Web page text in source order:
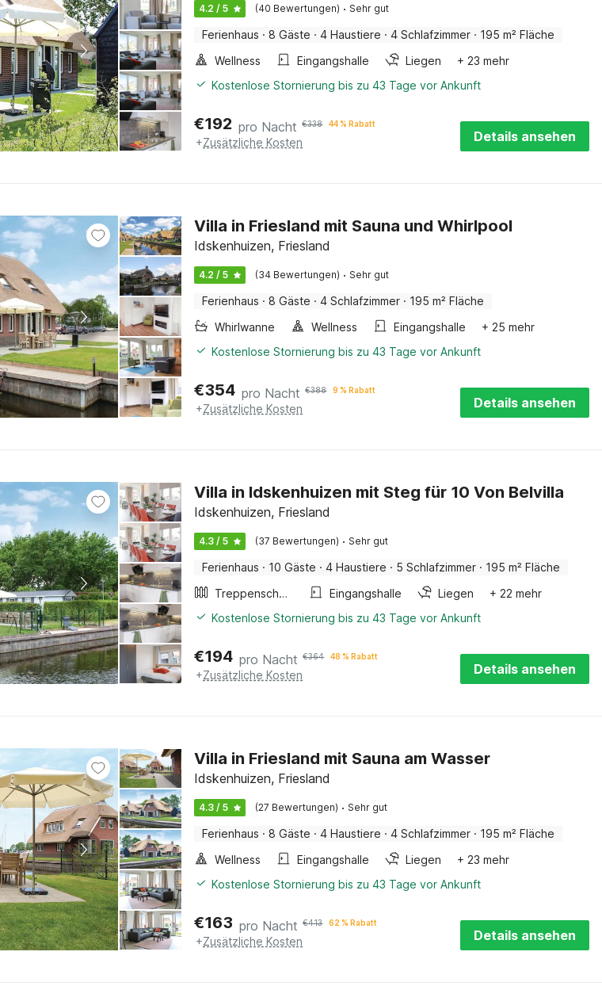
4.2 / 5 (40 Bewertungen) · Sehr gut
Ferienhaus · 8 Gäste · 4 Haustiere · 4 Schlafzimmer · 195 m² Fläche
Wellness
Eingangshalle Liegen
+ 23 mehr
Kostenlose Stornierung bis zu 43 Tage vor Ankunft
€192 pro Nacht €338 44 % Rabatt
+Zusätzliche Kosten Details ansehen
Villa in Friesland mit Sauna und Whirlpool
Idskenhuizen, Friesland
4.2 / 5 (34 Bewertungen) · Sehr gut
Ferienhaus · 8 Gäste · 4 Schlafzimmer · 195 m² Fläche
Whirlwanne
Wellness Eingangshalle
+ 25 mehr
Kostenlose Stornierung bis zu 43 Tage vor Ankunft
€354 pro Nacht €388 9 % Rabatt
+Zusätzliche Kosten Details ansehen
Villa in Idskenhuizen mit Steg für 10 Von Belvilla
Idskenhuizen, Friesland
4.3 / 5 (37 Bewertungen) · Sehr gut
Ferienhaus · 10 Gäste · 4 Haustiere · 5 Schlafzimmer · 195 m² Fläche
Treppenschutzgitter
Eingangshalle Liegen
+ 22 mehr
Kostenlose Stornierung bis zu 43 Tage vor Ankunft
€194 pro Nacht €364 48 % Rabatt
+Zusätzliche Kosten Details ansehen
Villa in Friesland mit Sauna am Wasser
Idskenhuizen, Friesland
4.3 / 5 (27 Bewertungen) · Sehr gut
Ferienhaus · 8 Gäste · 4 Haustiere · 4 Schlafzimmer · 195 m² Fläche
Wellness
Eingangshalle Liegen
+ 23 mehr
Kostenlose Stornierung bis zu 43 Tage vor Ankunft
€163 pro Nacht €413 62 % Rabatt
+Zusätzliche Kosten Details ansehen